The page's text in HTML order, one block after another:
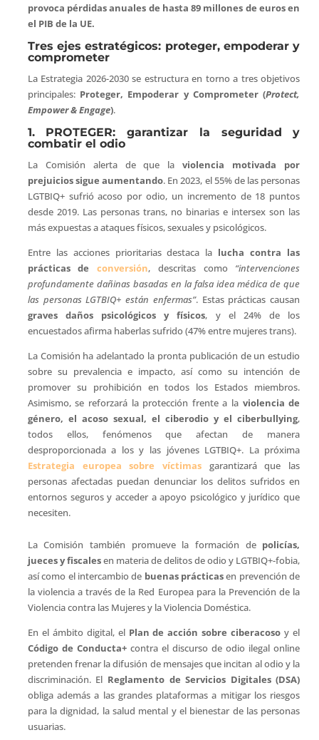
provoca pérdidas anuales de hasta 89 millones de euros en
el PIB de la UE.
Tres ejes estratégicos: proteger, empoderar y
comprometer
La Estrategia 2026-2030 se estructura en torno a tres objetivos
principales: Proteger, Empoderar y Comprometer (Protect,
Empower & Engage).
1. PROTEGER: garantizar la seguridad y
combatir el odio
La Comisión alerta de que laviolencia motivada por
prejuicios sigue aumentando. En 2023, el 55% de las personas
LGTBIQ+ sufrió acoso por odio, un incremento de 18 puntos
desde 2019. Las personas trans, no binarias e intersex son las
más expuestas a ataques físicos, sexuales y psicológicos.
Entre las acciones prioritarias destaca la lucha contra las
prácticas deconversión, descritas como“intervenciones
profundamente dañinas basadas en la falsa idea médica de que
las personas LGTBIQ+ están enfermas”. Estas prácticas causan
graves daños psicológicos y físicos, y el 24% de los
encuestados afirma haberlas sufrido (47% entre mujeres trans).
La Comisión ha adelantado la pronta publicación de un estudio
sobre su prevalencia e impacto, así como su intención de
promover su prohibición en todos los Estados miembros.
Asimismo, se reforzará la protección frente a la violencia de
género, el acoso sexual, el ciberodio y el ciberbullying,
todos ellos, fenómenos que afectan de manera
desproporcionada a los y las jóvenes LGTBIQ+. La próxima
Estrategia europea sobre víctimas garantizará que las
personas afectadas puedan denunciar los delitos sufridos en
entornos seguros y acceder a apoyo psicológico y jurídico que
necesiten.
La Comisión también promueve la formación de policías,
jueces y fiscalesen materia de delitos de odio y LGTBIQ+-fobia,
así como el intercambio de buenas prácticasen prevención de
la violencia a través de la Red Europea para la Prevención de la
Violencia contra las Mujeres y la Violencia Doméstica.
En el ámbito digital, el Plan de acción sobre ciberacoso y el
Código de Conducta+contra el discurso de odio ilegal online
pretenden frenar la difusión de mensajes que incitan al odio y la
discriminación. El Reglamento de Servicios Digitales (DSA)
obliga además a las grandes plataformas a mitigar los riesgos
para la dignidad, la salud mental y el bienestar de las personas
usuarias.